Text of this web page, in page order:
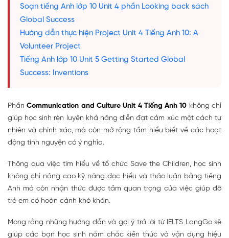
Soạn tiếng Anh lớp 10 Unit 4 phần Looking back sách
Global Success
Hướng dẫn thực hiện Project Unit 4 Tiếng Anh 10: A
Volunteer Project
Tiếng Anh lớp 10 Unit 5 Getting Started Global
Success: Inventions
PhầnCommunication and Culture Unit 4 Tiếng Anh 10 không chỉ
giúp học sinh rèn luyện khả năng diễn đạt cảm xúc một cách tự
nhiên và chính xác, mà còn mở rộng tầm hiểu biết về các hoạt
động tình nguyện có ý nghĩa.
Thông qua việc tìm hiểu về tổ chức Save the Children, học sinh
không chỉ nâng cao kỹ năng đọc hiểu và thảo luận bằng tiếng
Anh mà còn nhận thức được tầm quan trọng của việc giúp đỡ
trẻ em có hoàn cảnh khó khăn.
Mong rằng những hướng dẫn và gợi ý trả lời từ IELTS LangGo sẽ
giúp các bạn học sinh nắm chắc kiến thức và vận dụng hiệu